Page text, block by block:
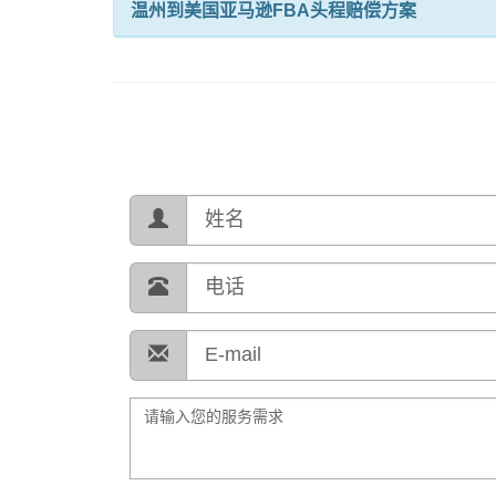
温州到美国亚马逊FBA头程赔偿方案